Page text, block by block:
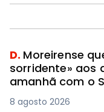
D. Moreirense
sorridente» aos
amanhã com o
8 agosto 2026